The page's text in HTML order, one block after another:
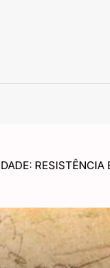
RESISTÊNCIA